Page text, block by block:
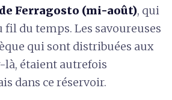
Ferragosto (mi-août), qui
fil du temps. Les savoureuses
qui sont distribuées aux
là, étaient autrefois
dans ce réservoir.